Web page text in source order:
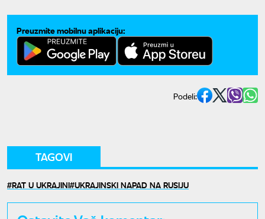
Preuzmite mobilnu aplikaciju:
Podeli:
TAGOVI
RAT U UKRAJINI UKRAJINSKI NAPAD NA RUSIJU